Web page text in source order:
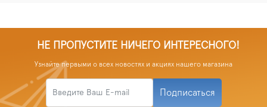
НЕ ПРОПУСТИТЕ НИЧЕГО ИНТЕРЕСНОГО!
Узнайте первыми о всех новостях и акциях нашего магазина
Подписаться